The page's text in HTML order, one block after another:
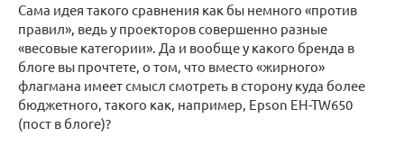
Сама идея такого сравнения как бы немного «против
правил», ведь у проекторов совершенно разные
«весовые категории». Да и вообще у какого бренда в
блоге вы прочтете, о том, что вместо «жирного»
флагмана имеет смысл смотреть в сторону куда более
бюджетного, такого как, например, Epson EH-TW650
(пост в блоге)?